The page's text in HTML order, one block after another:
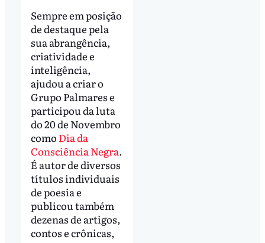
Sempre em posição
de destaque pela
sua abrangência,
criatividade e
inteligência,
ajudou a criar o
Grupo Palmares e
participou da luta
do 20 de Novembro
como Dia da
Consciência Negra.
É autor de diversos
títulos individuais
de poesia e
publicou também
dezenas de artigos,
contos e crônicas,